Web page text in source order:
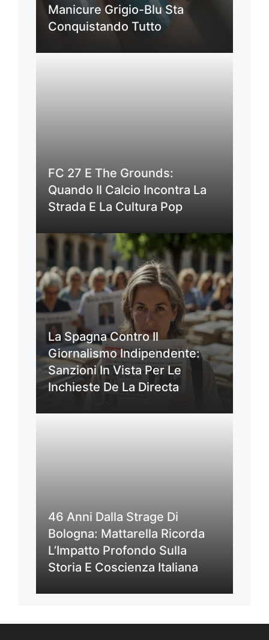
Manicure Grigio-Blu Sta
Conquistando Tutto
FC 27 E The Grounds:
Quando Il Calcio Incontra La
Strada E La Cultura Pop
La Spagna Contro Il
Giornalismo Indipendente:
Sanzioni In Vista Per Le
Inchieste De La Directa
46 Anni Dalla Strage Di
Bologna: Mattarella Ricorda
L’Impatto Profondo Sulla
Storia E Coscienza Italiana